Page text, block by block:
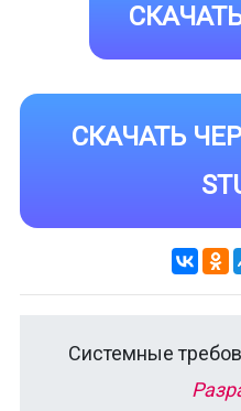
СКАЧАТЬ
Системные